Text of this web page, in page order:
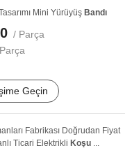
Mini Yürüyüş Bandı
/ Parça
Geçin
Fabrikası Doğrudan Fiyat
Ticari Elektrikli Koşu ...